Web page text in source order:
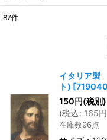
87件
イタリア
ト) [
150円(税別)
(税込: 165円
在庫数96点